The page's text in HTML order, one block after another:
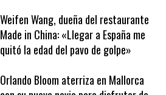
Weifen Wang, dueña del restaurante
Made in China: «Llegar a España me
quitó la edad del pavo de golpe»